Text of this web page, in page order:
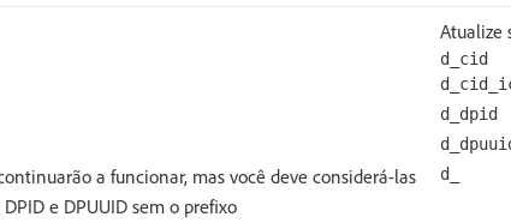
Atualize
d_cid
d_dpid
a funcionar, mas você deve considerá-las
e DPUUID sem o prefixo
d_